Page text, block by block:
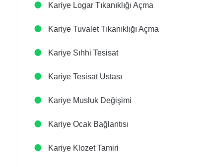
Kariye Logar Tıkanıklığı Açma
Kariye Tuvalet Tıkanıklığı Açma
Kariye Sıhhi Tesisat
Kariye Tesisat Ustası
Kariye Musluk Değişimi
Kariye Ocak Bağlantısı
Kariye Klozet Tamiri